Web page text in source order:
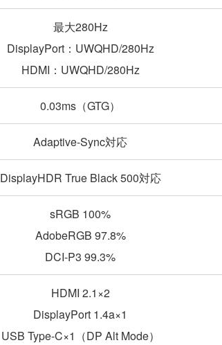
最大280Hz
DisplayPort：UWQHD/280Hz
HDMI：UWQHD/280Hz
0.03ms（GTG）
Adaptive-Sync対応
DisplayHDR True Black 500対応
sRGB 100%
AdobeRGB 97.8%
DCI-P3 99.3%
HDMI 2.1×2
DisplayPort 1.4a×1
USB Type-C×1（DP Alt Mode）